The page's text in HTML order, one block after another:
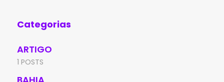
Categorias
ARTIGO
1 POSTS